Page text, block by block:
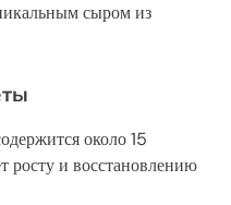
сыром из
около 15
росту и восстановлению